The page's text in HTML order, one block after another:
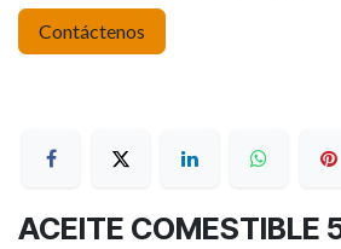
Contáctenos
ACEITE COMESTIBLE